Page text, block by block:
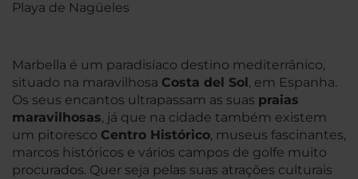
Playa de Nagüeles
Marbella é um paradisíaco destino mediterrânico,
situado na maravilhosa Costa del Sol, em Espanha.
Os seus encantos ultrapassam as suas praias
maravilhosas, já que na cidade também existem
um pitoresco Centro Histórico, museus fascinantes,
marcos históricos e vários campos de golfe muito
procurados. Quer seja pelas suas atrações culturais